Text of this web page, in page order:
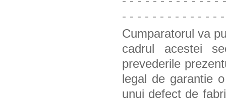
- - - - - - - - - - - - -
Cumparatorul va
cadrul acestei
prevederile
legal de garantie
unui defect de